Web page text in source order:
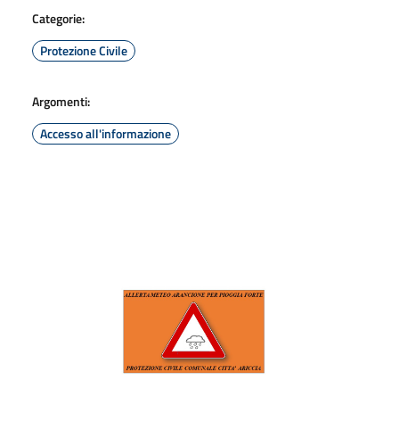
Categorie:
Protezione Civile
Argomenti:
Accesso all'informazione